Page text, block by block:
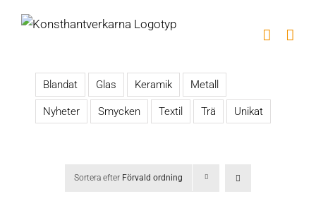
Blandat Glas Keramik Metall
Nyheter Smycken Textil Trä Unikat
Sortera efter Förvald ordning